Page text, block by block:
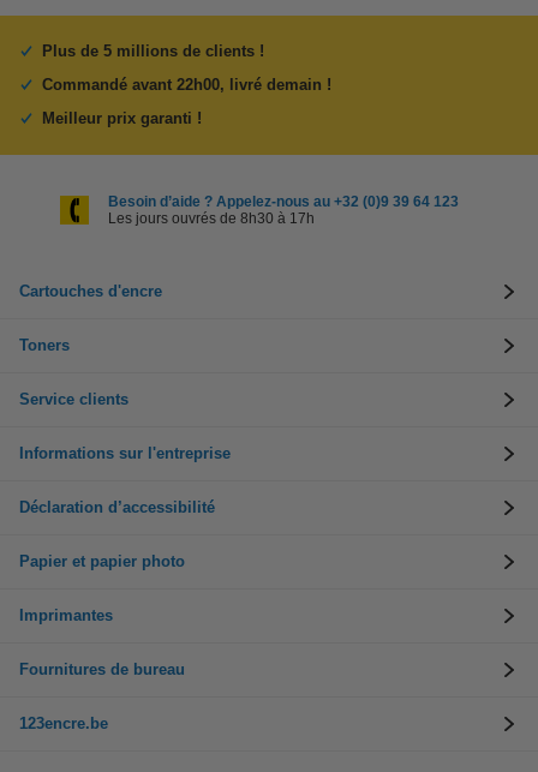
Plus de 5 millions de clients !
Commandé avant 22h00, livré demain !
Meilleur prix garanti !
Besoin d’aide ? Appelez-nous au +32 (0)9 39 64 123
Les jours ouvrés de 8h30 à 17h
Cartouches d'encre
Toners
Service clients
Informations sur l'entreprise
Déclaration d’accessibilité
Papier et papier photo
Imprimantes
Fournitures de bureau
123encre.be